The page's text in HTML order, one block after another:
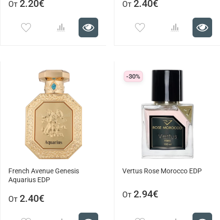
От 2.20€ От 2.40€
French Avenue Genesis
Aquarius EDP
От 2.40€
-30%
Vertus Rose Morocco EDP
От 2.94€